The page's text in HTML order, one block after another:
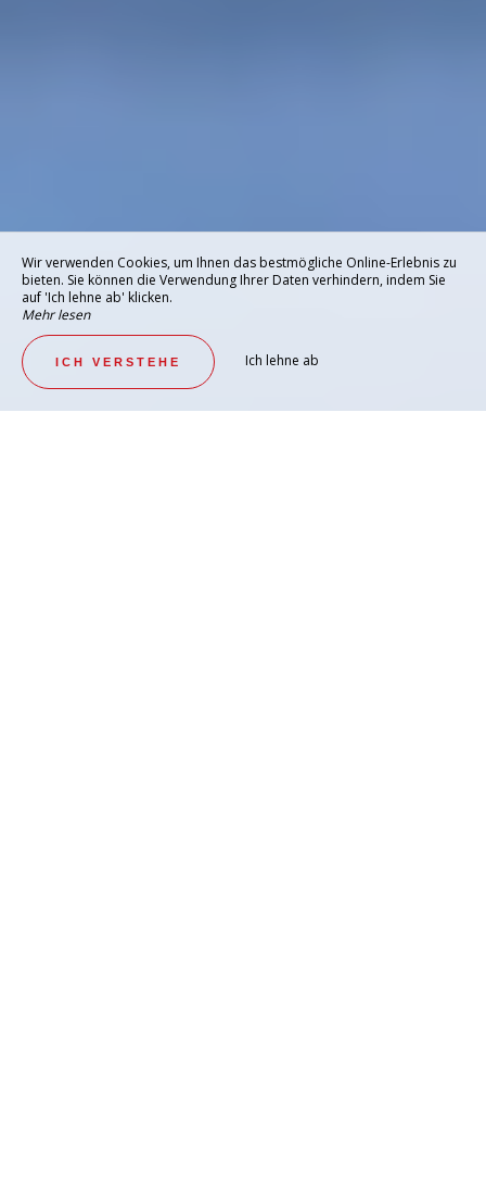
Wir verwenden Cookies, um Ihnen das bestmögliche Online-Erlebnis zu
bieten. Sie können die Verwendung Ihrer Daten verhindern, indem Sie
auf 'Ich lehne ab' klicken.
Mehr lesen
ICH VERSTEHE Ich lehne ab